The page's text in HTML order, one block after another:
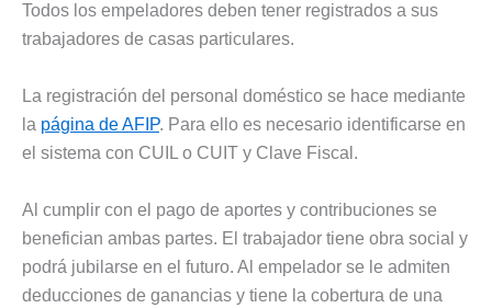
Todos los empeladores deben tener registrados a sus
trabajadores de casas particulares.
La registración del personal doméstico se hace mediante
la página de AFIP. Para ello es necesario identificarse en
el sistema con CUIL o CUIT y Clave Fiscal.
Al cumplir con el pago de aportes y contribuciones se
benefician ambas partes. El trabajador tiene obra social y
podrá jubilarse en el futuro. Al empelador se le admiten
deducciones de ganancias y tiene la cobertura de una